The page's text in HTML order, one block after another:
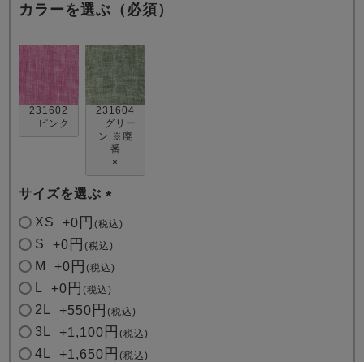
売れ筋ランキング
- Item Ranking -
すべてのデザインのパジャマ一覧はこちら
カラーを選ぶ（必須）
231602
ピンク
231604
グリー
ン ※廃
番
×
サイズを選ぶ
(
)
XS +0 税込
S +0 税込
M +0 税込
+0 税込
2L +550 税込
3L +1,100 税込
4L +1,650 税込